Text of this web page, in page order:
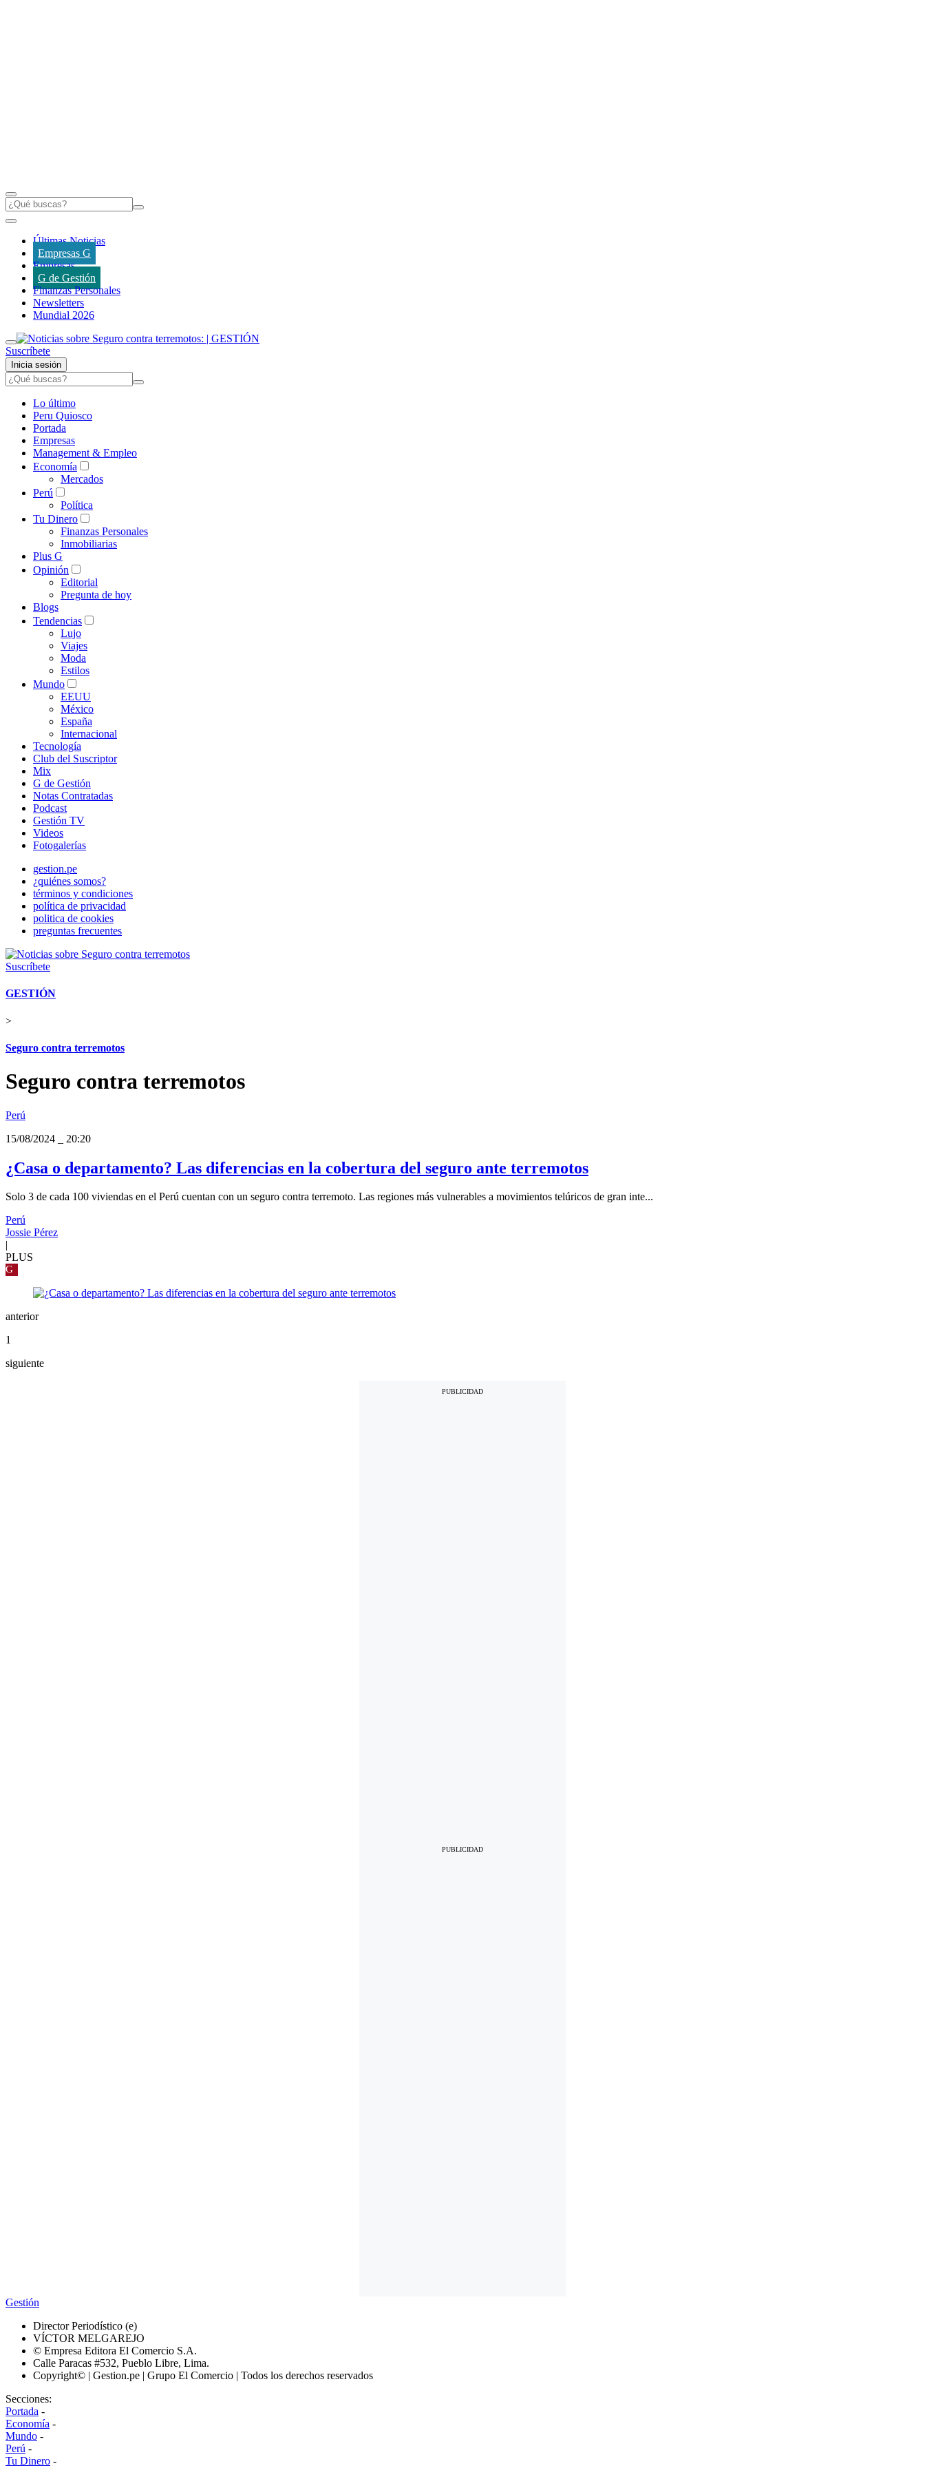
Últimas Noticias
Empresas G
Empresas
G de Gestión
Finanzas Personales
Newsletters
Mundial 2026
Suscríbete
Inicia sesión
Lo último
Peru Quiosco
Portada
Empresas
Management & Empleo
Economía
Mercados
Perú
Política
Tu Dinero
Finanzas Personales
Inmobiliarias
Plus G
Opinión
Editorial
Pregunta de hoy
Blogs
Tendencias
Lujo
Viajes
Moda
Estilos
Mundo
EEUU
México
España
Internacional
Tecnología
Club del Suscriptor
Mix
G de Gestión
Notas Contratadas
Podcast
Gestión TV
Videos
Fotogalerías
gestion.pe
¿quiénes somos?
términos y condiciones
política de privacidad
politica de cookies
preguntas frecuentes
Suscríbete
GESTIÓN
>
Seguro contra terremotos
Seguro contra terremotos
Perú
15/08/2024
20:20
¿Casa o departamento? Las diferencias en la cobertura del seguro ante terremotos
Solo 3 de cada 100 viviendas en el Perú cuentan con un seguro contra terremoto. Las regiones más vulnerables a movimientos telúricos de gran inte...
Perú
Jossie Pérez
PLUS
G
anterior
1
siguiente
Gestión
Director Periodístico (e)
VÍCTOR MELGAREJO
© Empresa Editora El Comercio S.A.
Calle Paracas #532, Pueblo Libre, Lima.
Copyright© | Gestion.pe | Grupo El Comercio | Todos los derechos reservados
Secciones:
Portada -
Economía -
Mundo -
Perú -
Tu Dinero -